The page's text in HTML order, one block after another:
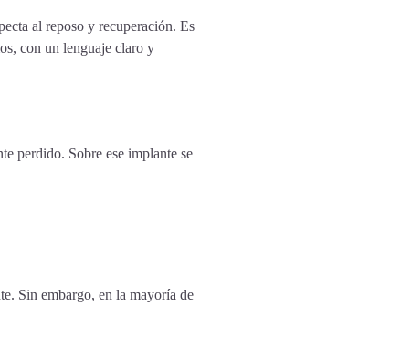
al reposo y recuperación. Es
con un lenguaje claro y
perdido. Sobre ese implante se
Sin embargo, en la mayoría de